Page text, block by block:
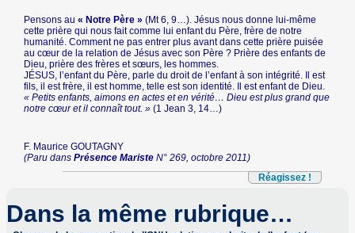
Pensons au« Notre Père » (Mt 6, 9…). Jésus nous donne lui-même
cette prière qui nous fait comme lui enfant du Père, frère de notre
humanité. Comment ne pas entrer plus avant dans cette prière puisée
au cœur de la relation de Jésus avec son Père ? Prière des enfants de
Dieu, prière des frères et sœurs, les hommes.
JÉSUS, l’enfant du Père, parle du droit de l’enfant à son intégrité. Il est
fils, il est frère, il est homme, telle est son identité. Il est enfant de Dieu.
« Petits enfants, aimons en actes et en vérité… Dieu est plus grand que
notre cœur et il connaît tout. » (1 Jean 3, 14…)
F. Maurice GOUTAGNY
(Paru dansPrésence Mariste N° 269, octobre 2011)
Réagissez !
Dans la même rubrique…